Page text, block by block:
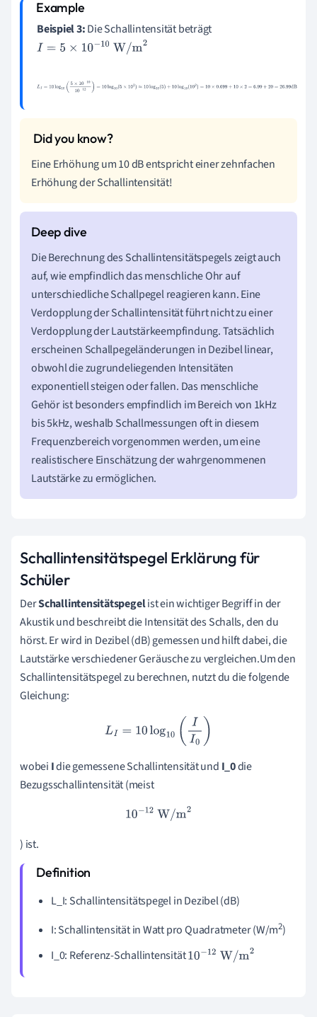
Beispiel 3:Die Schallintensität beträgt
I= 5× 10 −10W/m2
log 10(5
10log 10
Eine Erhöhung um 10 dB entspricht einer zehnfachen
Erhöhung der Schallintensität!
Die Berechnung des Schallintensitätspegels zeigt auch
auf, wie empfindlich das menschliche Ohr auf
unterschiedliche Schallpegel reagieren kann. Eine
Verdopplung der Schallintensität führt nicht zu einer
Verdopplung der Lautstärkeempfindung. Tatsächlich
erscheinen Schallpegeländerungen in Dezibel linear,
obwohl die zugrundeliegenden Intensitäten
exponentiell steigen oder fallen. Das menschliche
Gehör ist besonders empfindlich im Bereich von 1kHz
bis 5kHz, weshalb Schallmessungen oft in diesem
Frequenzbereich vorgenommen werden, um eine
realistischere Einschätzung der wahrgenommenen
Lautstärke zu ermöglichen.
Schallintensitätspegel Erklärung für
Schüler
DerSchallintensitätspegelist ein wichtiger Begriff in der
Akustik und beschreibt die Intensität des Schalls, den du
hörst. Er wird in Dezibel (dB) gemessen und hilft dabei, die
Lautstärke verschiedener Geräusche zu vergleichen.Um den
Schallintensitätspegel zu berechnen, nutzt du die folgende
Gleichung:
LI =10log10 II )
wobei Idie gemessene Schallintensität und I_0die
Bezugsschallintensität (meist
10−12W/m2
) ist.
L_I: Schallintensitätspegel in Dezibel (dB)
I: Schallintensität in Watt pro Quadratmeter (W/m2)
I_0: Referenz-Schallintensität10−12 W/m2